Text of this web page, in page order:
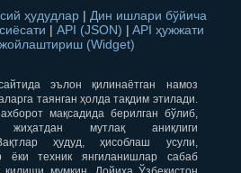
ҳудудлар | Дин ишлари бўйича
| API (JSON) | API ҳужжати
(Widget)
эълон қилинаётган намоз
таянган ҳолда тақдим этилади.
мақсадида берилган бўлиб,
мутлақ аниқлиги
ҳудуд, ҳисоблаш усули,
ёки техник янгиланишлар сабаб